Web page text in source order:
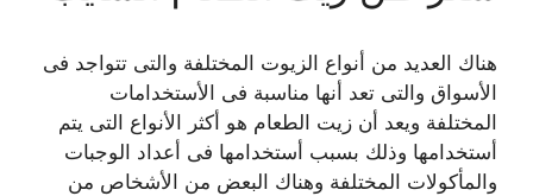
هناك العديد من أنواع الزيوت المختلفة والتى تتواجد فى
الأسواق والتى تعد أنها مناسبة فى الأستخدامات
المختلفة ويعد أن زيت الطعام هو أكثر الأنواع التى يتم
أستخدامها وذلك بسبب أستخدامها فى أعداد الوجبات
والمأكولات المختلفة وهناك البعض من الأشخاص من